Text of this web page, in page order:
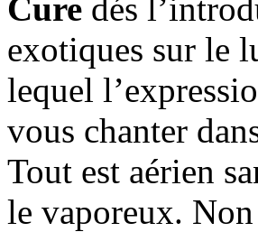
Cure dés
exotiques sur le
lequel
vous chanter
Tout est aérien
le vaporeux.